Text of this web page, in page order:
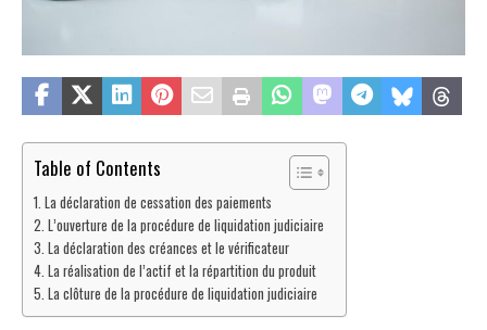
Table of Contents
La déclaration de cessation des paiements
L’ouverture de la procédure de liquidation judiciaire
La déclaration des créances et le vérificateur
La réalisation de l’actif et la répartition du produit
La clôture de la procédure de liquidation judiciaire